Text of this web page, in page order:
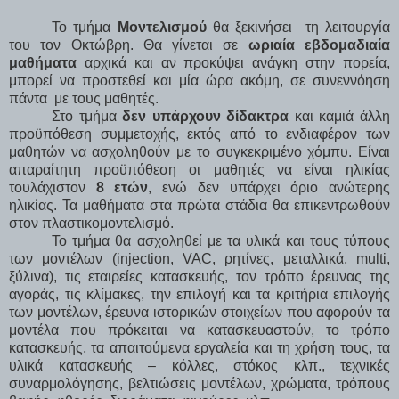
Το τμήμα Μοντελισμούθα ξεκινήσει
τη λειτουργία
του τον Οκτώβρη. Θα γίνεται σε ωριαία εβδομαδιαία
μαθήματα αρχικά και αν προκύψει ανάγκη στην πορεία,
μπορεί να προστεθεί και μία ώρα ακόμη, σε συνεννόηση
πάντα με τους μαθητές.
Στο τμήμαδεν υπάρχουν δίδακτρα και καμιά άλλη
προϋπόθεση συμμετοχής, εκτός από το ενδιαφέρον των
μαθητών να ασχοληθούν με το συγκεκριμένο χόμπυ. Είναι
απαραίτητη προϋπόθεση οι μαθητές να είναι ηλικίας
τουλάχιστον 8 ετών, ενώ δεν υπάρχει όριο ανώτερης
ηλικίας. Τα μαθήματα στα πρώτα στάδια θα επικεντρωθούν
στον πλαστικομοντελισμό.
Το τμήμα θα ασχοληθεί με τα υλικά και τους τύπους
των μοντέλων (injection,VAC, ρητίνες, μεταλλικά, multi,
ξύλινα), τις εταιρείες κατασκευής, τον τρόπο έρευνας της
αγοράς, τις κλίμακες, την επιλογή και τα κριτήρια επιλογής
των μοντέλων, έρευνα ιστορικών στοιχείων που αφορούν τα
μοντέλα που πρόκειται να κατασκευαστούν, το τρόπο
κατασκευής, τα απαιτούμενα εργαλεία και τη χρήση τους, τα
υλικά κατασκευής – κόλλες, στόκος κλπ., τεχνικές
συναρμολόγησης, βελτιώσεις μοντέλων, χρώματα, τρόπους